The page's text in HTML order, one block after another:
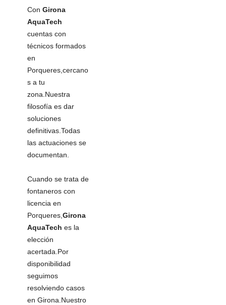
Con Girona
AquaTech
cuentas con
técnicos formados
en
Porqueres,cercano
s a tu
zona.Nuestra
filosofía es dar
soluciones
definitivas.Todas
las actuaciones se
documentan.
Cuando se trata de
fontaneros con
licencia en
Porqueres,Girona
AquaTech es la
elección
acertada.Por
disponibilidad
seguimos
resolviendo casos
en Girona.Nuestro